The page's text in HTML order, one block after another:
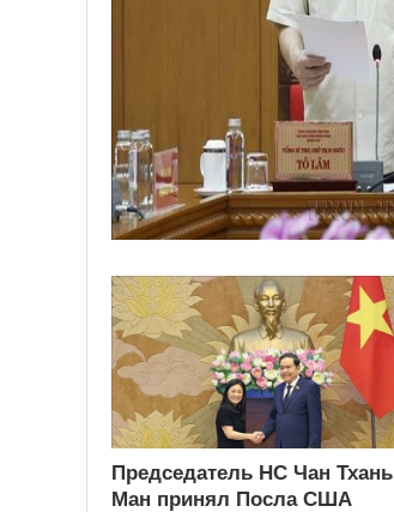
Председатель НС Чан Тхань
Ман принял Посла США